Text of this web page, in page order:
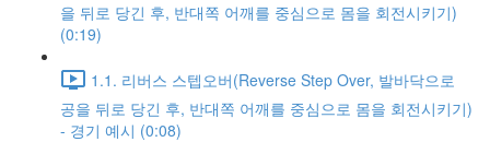
을 뒤로 당긴 후, 반대쪽 어깨를 중심으로 몸을 회전시키기)
(0:19)
1.1. 리버스 스텝오버(Reverse Step Over, 발바닥으로
공을 뒤로 당긴 후, 반대쪽 어깨를 중심으로 몸을 회전시키기)
- 경기 예시 (0:08)